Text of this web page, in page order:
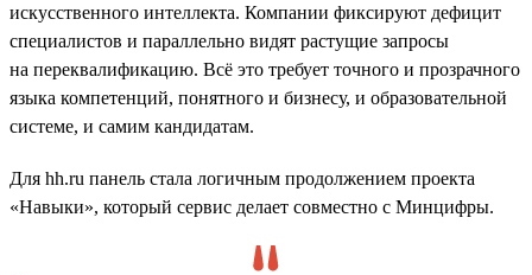
искусственного интеллекта. Компании фиксируют дефицит
специалистов и параллельно видят растущие запросы
на переквалификацию. Всё это требует точного и прозрачного
языка компетенций, понятного и бизнесу, и образовательной
системе, и самим кандидатам.
Для hh.ru панель стала логичным продолжением проекта
«Навыки», который сервис делает совместно с Минцифры.